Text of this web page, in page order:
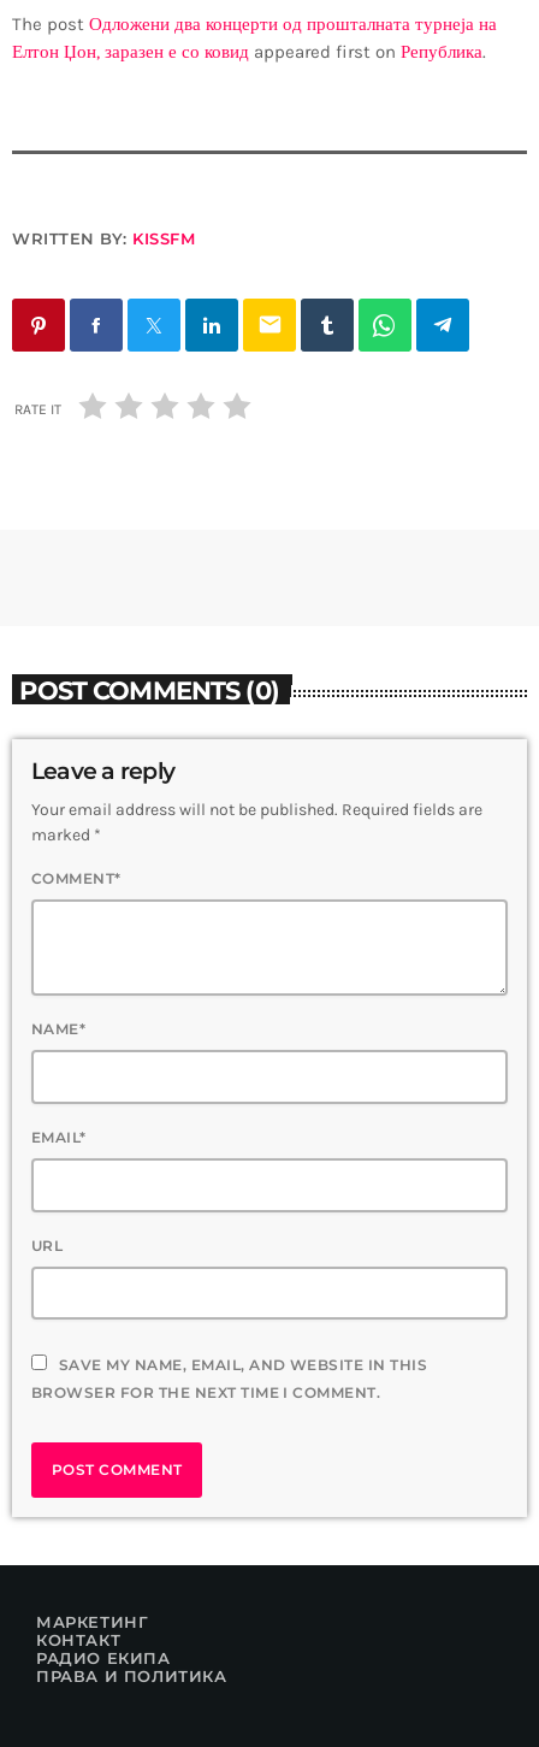
The post Одложени два концерти од прошталната турнеја на
Елтон Џон, заразен е со ковид appeared first on Република.
WRITTEN BY: KISSFM
email
RATE IT
POST COMMENTS (0)
Leave a reply
Your email address will not be published. Required fields are
marked *
COMMENT*
NAME*
EMAIL*
URL
SAVE MY NAME, EMAIL, AND WEBSITE IN THIS
BROWSER FOR THE NEXT TIME I COMMENT.
МАРКЕТИНГ
КОНТАКТ
РАДИО ЕКИПА
ПРАВА И ПОЛИТИКА